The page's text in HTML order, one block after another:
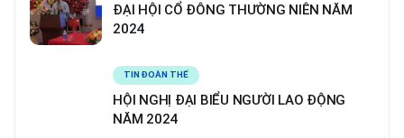
ĐẠI HỘI CỔ ĐÔNG THƯỜNG NIÊN NĂM
2024
TIN ĐOÀN THỂ
HỘI NGHỊ ĐẠI BIỂU NGƯỜI LAO ĐỘNG
NĂM 2024